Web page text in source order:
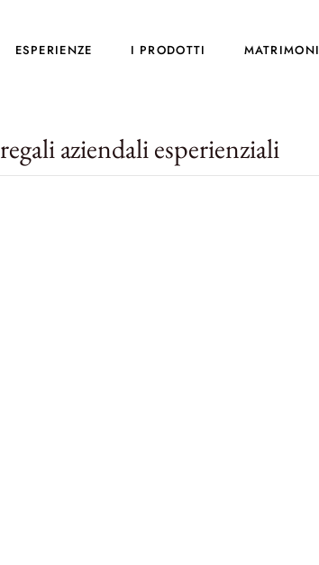
ESPERIENZE I PRODOTTI MATRIMONI
regali aziendali esperienziali